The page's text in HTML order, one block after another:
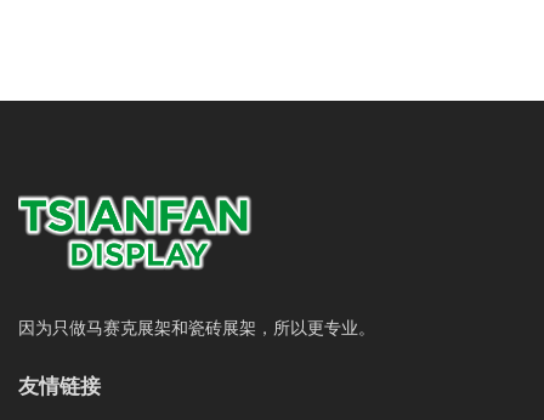
因为只做马赛克展架和瓷砖展架，所以更专业。
友情链接